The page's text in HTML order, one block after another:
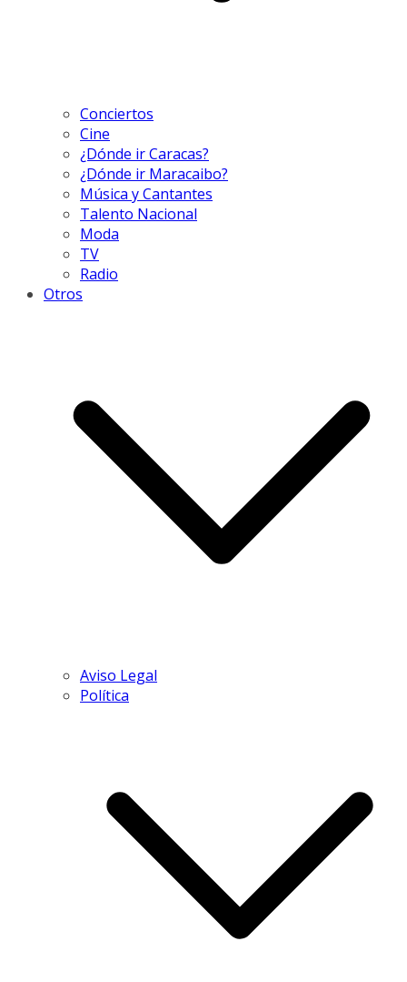
Conciertos
Cine
¿Dónde ir Caracas?
¿Dónde ir Maracaibo?
Música y Cantantes
Talento Nacional
Moda
TV
Radio
Otros
Aviso Legal
Política